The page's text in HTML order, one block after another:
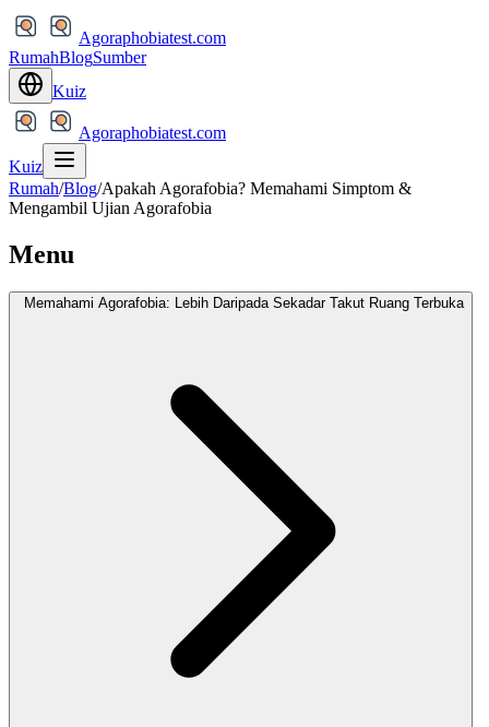
Agoraphobiatest.com
RumahBlogSumber
Kuiz
Agoraphobiatest.com
Kuiz
Rumah/Blog/Apakah Agorafobia? Memahami Simptom &
Mengambil Ujian Agorafobia
Menu
Memahami Agorafobia: Lebih Daripada Sekadar Takut Ruang Terbuka